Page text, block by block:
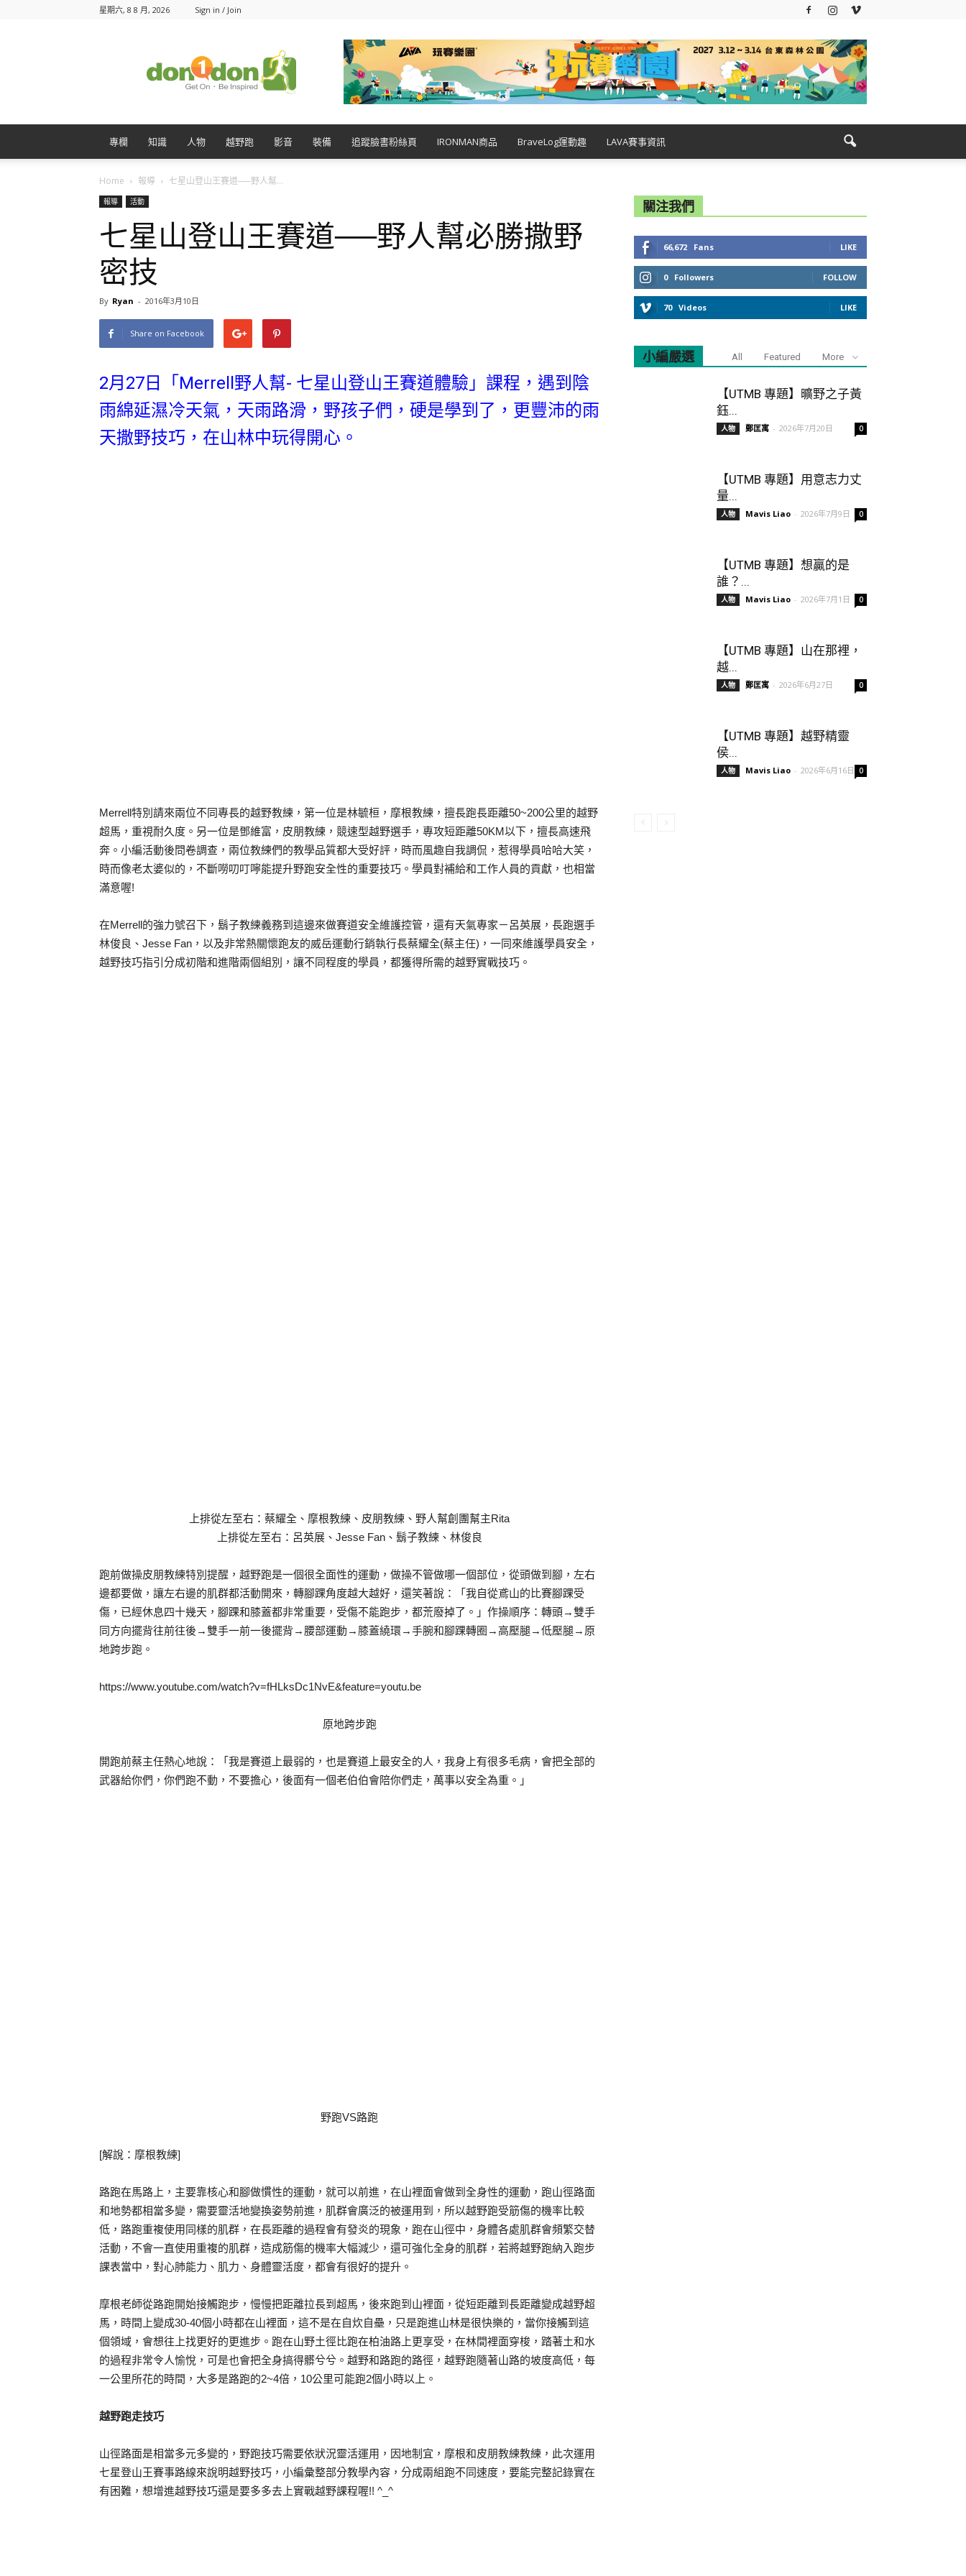
星期六, 8 8 月, 2026 Sign in / Join
專欄 知識 人物 越野跑 影音 裝備 追蹤臉書粉絲頁 IRONMAN商品 BraveLog運動趣 LAVA賽事資訊
Home 報導 七星山登山王賽道──野人幫...
報導 活動
七星山登山王賽道──野人幫必勝撒野
密技
By Ryan - 2016年3月10日
Share on Facebook
2月27日「Merrell野人幫- 七星山登山王賽道體驗」課程，遇到陰
雨綿延濕冷天氣，天雨路滑，野孩子們，硬是學到了，更豐沛的雨
天撒野技巧，在山林中玩得開心。
Merrell特別請來兩位不同專長的越野教練，第一位是林毓桓，摩根教練，擅長跑長距離50~200公里的越野
超馬，重視耐久度。另一位是鄧維富，皮朋教練，競速型越野選手，專攻短距離50KM以下，擅長高速飛
奔。小編活動後問卷調查，兩位教練們的教學品質都大受好評，時而風趣自我調侃，惹得學員哈哈大笑，
時而像老太婆似的，不斷嘮叨叮嚀能提升野跑安全性的重要技巧。學員對補給和工作人員的貢獻，也相當
滿意喔!
在Merrell的強力號召下，鬍子教練義務到這邊來做賽道安全維護控管，還有天氣專家－呂英展，長跑選手
林俊良、Jesse Fan，以及非常熱關懷跑友的威岳運動行銷執行長蔡耀全(蔡主任)，一同來維護學員安全，
越野技巧指引分成初階和進階兩個組別，讓不同程度的學員，都獲得所需的越野實戰技巧。
上排從左至右：蔡耀全、摩根教練、皮朋教練、野人幫創團幫主Rita
上排從左至右：呂英展、Jesse Fan、鬍子教練、林俊良
跑前做操皮朋教練特別提醒，越野跑是一個很全面性的運動，做操不管做哪一個部位，從頭做到腳，左右
邊都要做，讓左右邊的肌群都活動開來，轉腳踝角度越大越好，還笑著說：「我自從鳶山的比賽腳踝受
傷，已經休息四十幾天，腳踝和膝蓋都非常重要，受傷不能跑步，都荒廢掉了。」作操順序：轉頭→雙手
同方向擺背往前往後→雙手一前一後擺背→腰部運動→膝蓋繞環→手腕和腳踝轉圈→高壓腿→低壓腿→原
地跨步跑。
https://www.youtube.com/watch?v=fHLksDc1NvE&feature=youtu.be
原地跨步跑
開跑前蔡主任熱心地說：「我是賽道上最弱的，也是賽道上最安全的人，我身上有很多毛病，會把全部的
武器給你們，你們跑不動，不要擔心，後面有一個老伯伯會陪你們走，萬事以安全為重。」
野跑VS路跑
[解說：摩根教練]
路跑在馬路上，主要靠核心和腳做慣性的運動，就可以前進，在山裡面會做到全身性的運動，跑山徑路面
和地勢都相當多變，需要靈活地變換姿勢前進，肌群會廣泛的被運用到，所以越野跑受筋傷的機率比較
低，路跑重複使用同樣的肌群，在長距離的過程會有發炎的現象，跑在山徑中，身體各處肌群會頻繁交替
活動，不會一直使用重複的肌群，造成筋傷的機率大幅減少，還可強化全身的肌群，若將越野跑納入跑步
課表當中，對心肺能力、肌力、身體靈活度，都會有很好的提升。
摩根老師從路跑開始接觸跑步，慢慢把距離拉長到超馬，後來跑到山裡面，從短距離到長距離變成越野超
馬，時間上變成30-40個小時都在山裡面，這不是在自炊自壘，只是跑進山林是很快樂的，當你接觸到這
個領域，會想往上找更好的更進步。跑在山野土徑比跑在柏油路上更享受，在林間裡面穿梭，踏著土和水
的過程非常令人愉悅，可是也會把全身搞得髒兮兮。越野和路跑的路徑，越野跑隨著山路的坡度高低，每
一公里所花的時間，大多是路跑的2~4倍，10公里可能跑2個小時以上。
越野跑走技巧
山徑路面是相當多元多變的，野跑技巧需要依狀況靈活運用，因地制宜，摩根和皮朋教練教練，此次運用
七星登山王賽事路線來說明越野技巧，小編彙整部分教學內容，分成兩組跑不同速度，要能完整記錄實在
有困難，想增進越野技巧還是要多多去上實戰越野課程喔!! ^_^
關注我們
66,672 Fans LIKE
0 Followers FOLLOW
70 Videos LIKE
小編嚴選 All Featured More
【UTMB 專題】曠野之子黃
鈺...
人物 鄭匡寓 - 2026年7月20日 0
【UTMB 專題】用意志力丈
量...
人物 Mavis Liao - 2026年7月9日 0
【UTMB 專題】想贏的是
誰？...
人物 Mavis Liao - 2026年7月1日 0
【UTMB 專題】山在那裡，
越...
人物 鄭匡寓 - 2026年6月27日 0
【UTMB 專題】越野精靈
侯...
人物 Mavis Liao - 2026年6月16日 0